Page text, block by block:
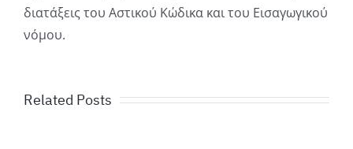
διατάξεις του Αστικού Κώδικα και του Εισαγωγικού
νόμου.
Related Posts